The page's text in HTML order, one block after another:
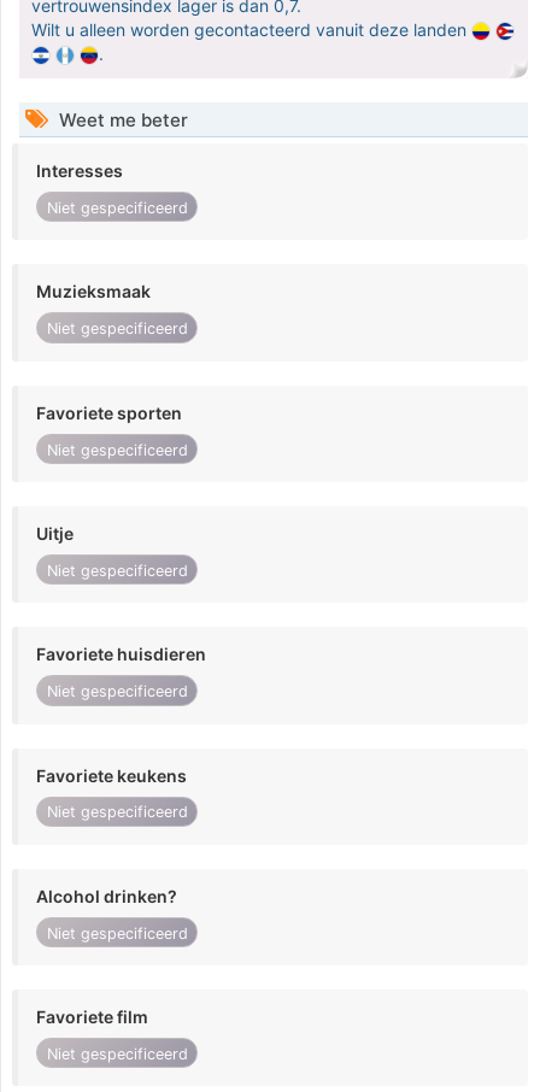
vertrouwensindex lager is dan 0,7.
Wilt u alleen worden gecontacteerd vanuit deze landen
.
Weet me beter
Interesses
Niet gespecificeerd
Muzieksmaak
Niet gespecificeerd
Favoriete sporten
Niet gespecificeerd
Uitje
Niet gespecificeerd
Favoriete huisdieren
Niet gespecificeerd
Favoriete keukens
Niet gespecificeerd
Alcohol drinken?
Niet gespecificeerd
Favoriete film
Niet gespecificeerd